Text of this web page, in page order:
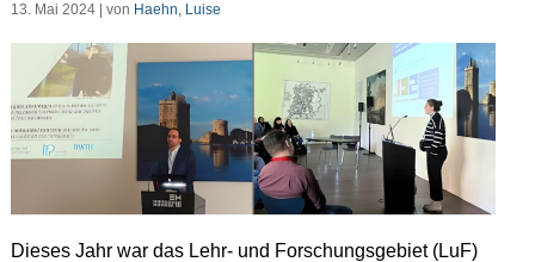
13. Mai 2024 | von Haehn, Luise
Dieses Jahr war das Lehr- und Forschungsgebiet (LuF)